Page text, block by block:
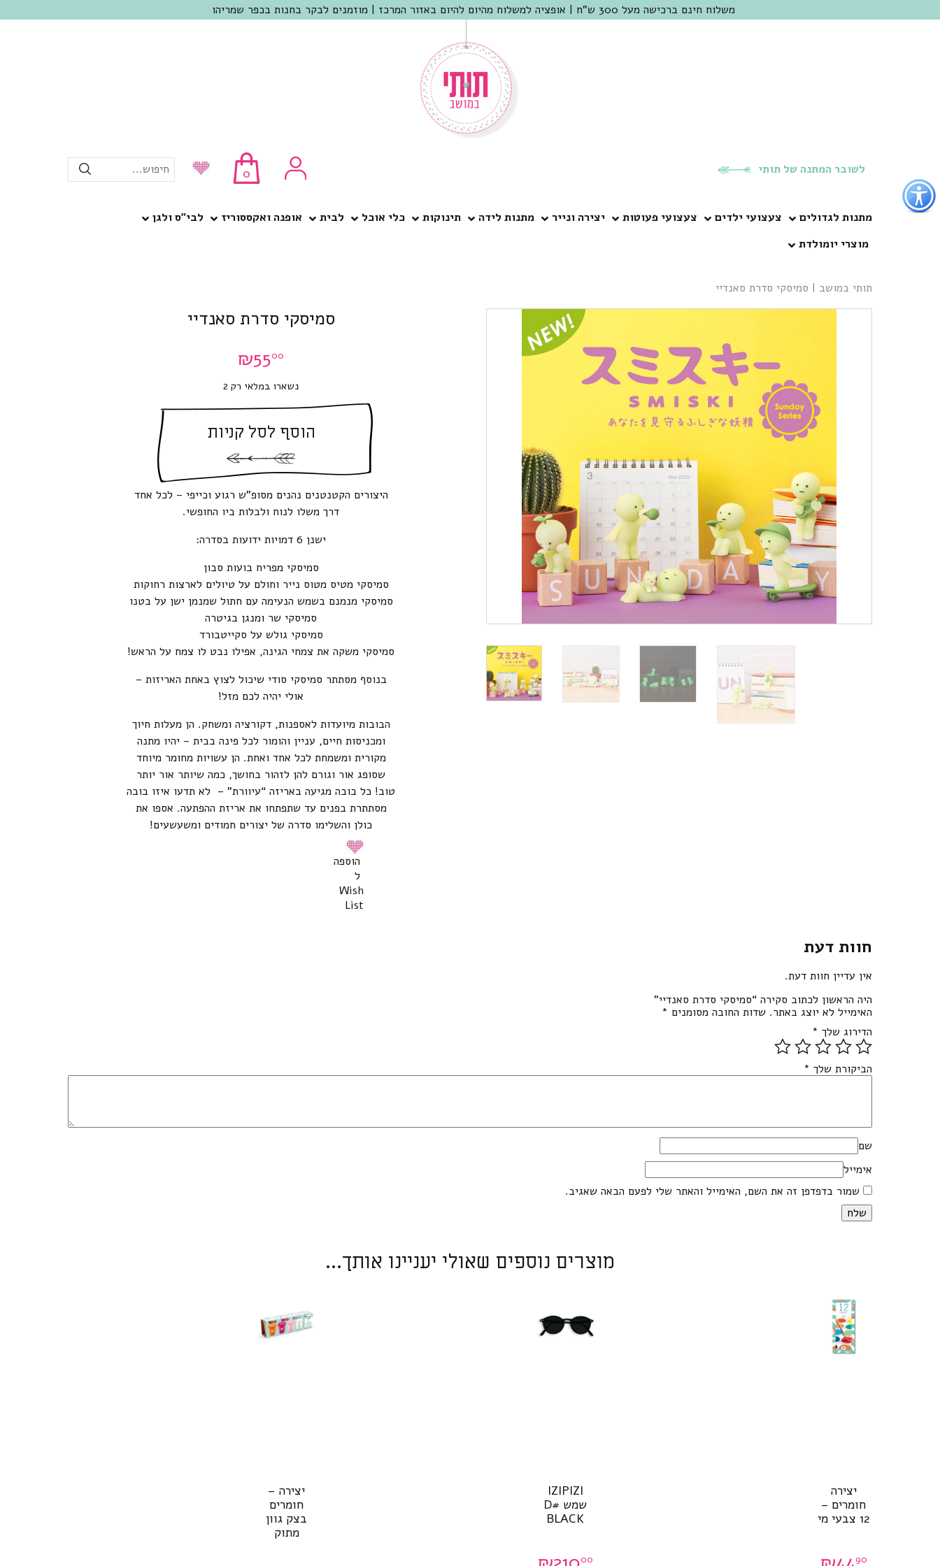
כפתור
לפתיחת
תפריט
נגישות
משלוח חינם ברכישה מעל 300 ש"ח | אופציה למשלוח מהיום להיום באזור המרכז | מוזמנים לבקר בחנות בכפר שמריהו
לשובר המתנה של תותי 0 חיפוש...
מתנות לגדולים צעצועי ילדים צעצועי פעוטות יצירה ונייר מתנות לידה תינוקות כלי אוכל לבית אופנה ואקססוריז
לבי”ס ולגן
מוצרי יומולדת
תותי במושב | סמיסקי סדרת סאנדיי
סמיסקי סדרת סאנדיי
₪5500
נשארו במלאי רק 2
הוסף לסל קניות
היצורים הקטנטנים נהנים מסופ”ש רגוע וכייפי – לכל אחד
דרך משלו לנוח ולבלות ביו החופשי.
ישנן 6 דמויות ידועות בסדרה:
סמיסקי מפריח בועות סבון
סמיסקי מטיס מטוס נייר וחולם על טיולים לארצות רחוקות
סמיסקי מנמנם בשמש הנעימה עם חתול שמנמן ישן על בטנו
סמיסקי שר ומנגן בגיטרה
סמיסקי גולש על סקייטבורד
סמיסקי משקה את צמחי הגינה, אפילו נבט לו צמח על הראש!
בנוסף מסתתר סמיסקי סודי שיכול לצוץ באחת האריזות –
אולי יהיה לכם מזל!
הבובות מיועדות לאספנות, דקורציה ומשחק. הן מעלות חיוך
ומכניסות חיים, עניין והומור לכל פינה בבית – יהיו מתנה
מקורית ומשמחת לכל אחד ואחת. הן עשויות מחומר מיוחד
שסופג אור וגורם להן לזהור בחושך, כמה שיותר אור יותר
טוב! כל בובה מגיעה באריזה “עיוורת” – לא תדעו איזו בובה
מסתתרת בפנים עד שתפתחו את אריזת ההפתעה. אספו את
כולן והשלימו סדרה של יצורים חמודים ומשעשעים!
הוספה
ל
Wish
List
חוות דעת
אין עדיין חוות דעת.
היה הראשון לכתוב סקירה “סמיסקי סדרת סאנדיי”
האימייל לא יוצג באתר. שדות החובה מסומנים *
הדירוג שלך *
הביקורת שלך *
שם
אימייל
שמור בדפדפן זה את השם, האימייל והאתר שלי לפעם הבאה שאגיב.
מוצרים נוספים שאולי יעניינו אותך...
יצירה
חומרים –
12 צבעי מי
90
IZIPIZI
שמש #D
BLACK
00
יצירה –
חומרים
בצק גוון
מתוק